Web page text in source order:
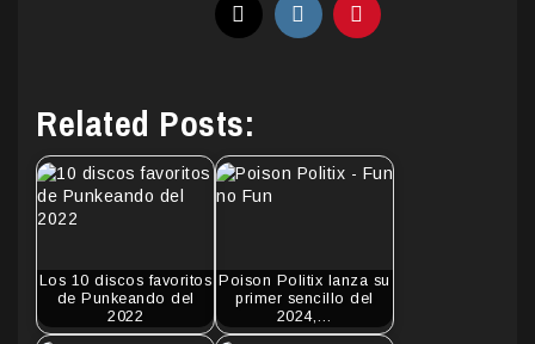
Related Posts:
Los 10 discos favoritos
de Punkeando del
2022
Poison Politix lanza su
primer sencillo del
2024,…